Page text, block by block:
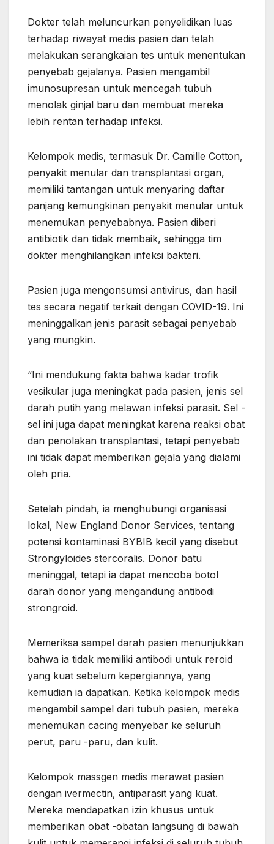
Dokter telah meluncurkan penyelidikan luas
terhadap riwayat medis pasien dan telah
melakukan serangkaian tes untuk menentukan
penyebab gejalanya. Pasien mengambil
imunosupresan untuk mencegah tubuh
menolak ginjal baru dan membuat mereka
lebih rentan terhadap infeksi.
Kelompok medis, termasuk Dr. Camille Cotton,
penyakit menular dan transplantasi organ,
memiliki tantangan untuk menyaring daftar
panjang kemungkinan penyakit menular untuk
menemukan penyebabnya. Pasien diberi
antibiotik dan tidak membaik, sehingga tim
dokter menghilangkan infeksi bakteri.
Pasien juga mengonsumsi antivirus, dan hasil
tes secara negatif terkait dengan COVID-19. Ini
meninggalkan jenis parasit sebagai penyebab
yang mungkin.
“Ini mendukung fakta bahwa kadar trofik
vesikular juga meningkat pada pasien, jenis sel
darah putih yang melawan infeksi parasit. Sel -
sel ini juga dapat meningkat karena reaksi obat
dan penolakan transplantasi, tetapi penyebab
ini tidak dapat memberikan gejala yang dialami
oleh pria.
Setelah pindah, ia menghubungi organisasi
lokal, New England Donor Services, tentang
potensi kontaminasi BYBIB kecil yang disebut
Strongyloides stercoralis. Donor batu
meninggal, tetapi ia dapat mencoba botol
darah donor yang mengandung antibodi
strongroid.
Memeriksa sampel darah pasien menunjukkan
bahwa ia tidak memiliki antibodi untuk reroid
yang kuat sebelum kepergiannya, yang
kemudian ia dapatkan. Ketika kelompok medis
mengambil sampel dari tubuh pasien, mereka
menemukan cacing menyebar ke seluruh
perut, paru -paru, dan kulit.
Kelompok massgen medis merawat pasien
dengan ivermectin, antiparasit yang kuat.
Mereka mendapatkan izin khusus untuk
memberikan obat -obatan langsung di bawah